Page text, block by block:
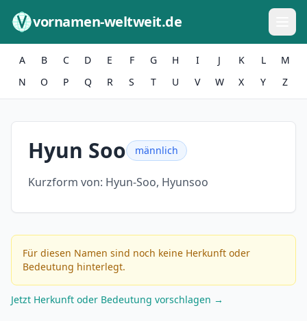
vornamen-weltweit.de
A B C D E F G H I J K L
M
N
O P Q R S T U V W X Y Z
Hyun Soo männlich
Kurzform von: Hyun-Soo, Hyunsoo
Für diesen Namen sind noch keine Herkunft oder
Bedeutung hinterlegt.
Jetzt Herkunft oder Bedeutung vorschlagen →